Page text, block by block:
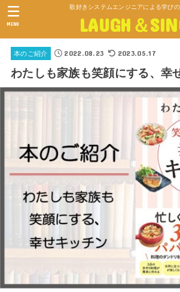
歌好きシステムエンジニアによる学び
LAUGH＆
MENU
本のご紹介 2022.08.23 2023.05.17
わたしも家族も笑顔にする、幸